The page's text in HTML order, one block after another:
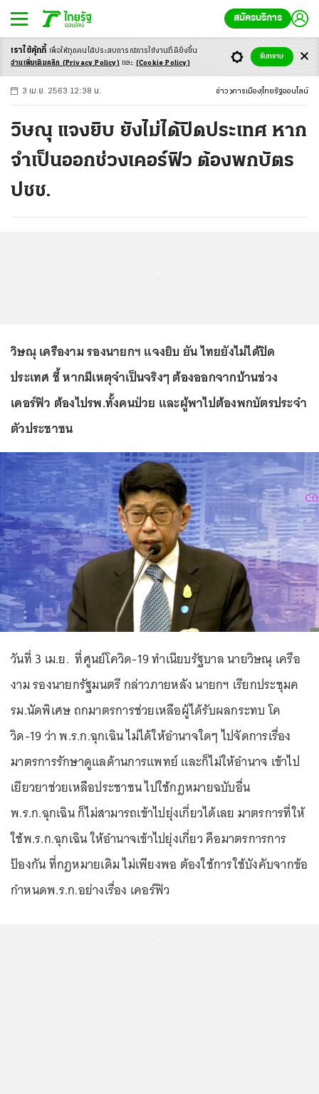
สมัครบริการ
-ก ก ก+
3 เม.ย. 2563 12:38 น. ข่าว การเมือง ไทยรัฐออนไลน์
วิษณุ แจงยิบ ยังไม่ได้ปิดประเทศ หาก
จำเป็นออกช่วงเคอร์ฟิว ต้องพกบัตร
ปชช.
วิษณุ เครืองาม รองนายกฯ แจงยิบ ยัน ไทยยังไม่ได้ปิด
ประเทศ ชี้ หากมีเหตุจำเป็นจริงๆ ต้องออกจากบ้านช่วง
เคอร์ฟิว ต้องไปรพ.ทั้งคนป่วย และผู้พาไปต้องพกบัตรประจำ
ตัวประชาชน
วันที่ 3 เม.ย. ที่ศูนย์โควิด-19 ทำเนียบรัฐบาล นายวิษณุ เครือ
งาม รองนายกรัฐมนตรี กล่าวภายหลัง นายกฯ เรียกประชุมค
รม.นัดพิเศษ ถกมาตรการช่วยเหลือผู้ได้รับผลกระทบ โค
วิด-19 ว่า พ.ร.ก.ฉุกเฉิน ไม่ได้ให้อำนาจใดๆ ไปจัดการเรื่อง
มาตรการรักษาดูแลด้านการแพทย์ และก็ไม่ให้อำนาจ เข้าไป
เยียวยาช่วยเหลือประชาชน ไปใช้กฎหมายฉบับอื่น
พ.ร.ก.ฉุกเฉิน ก็ไม่สามารถเข้าไปยุ่งเกี่ยวได้เลย มาตรการที่ให้
ใช้พ.ร.ก.ฉุกเฉิน ให้อำนาจเข้าไปยุ่งเกี่ยว คือมาตรการการ
ป้องกัน ที่กฎหมายเดิม ไม่เพียงพอ ต้องใช้การใช้บังคับจากข้อ
กำหนดพ.ร.ก.อย่างเรื่อง เคอร์ฟิว
เราใช้คุ้กกี้ เพื่อให้ทุกคนได้ประสบการณ์การใช้งานที่ดียิ่งขึ้น
อ่านเพิ่มเติมคลิก (Privacy Policy) และ (Cookie Policy)
รับทราบ